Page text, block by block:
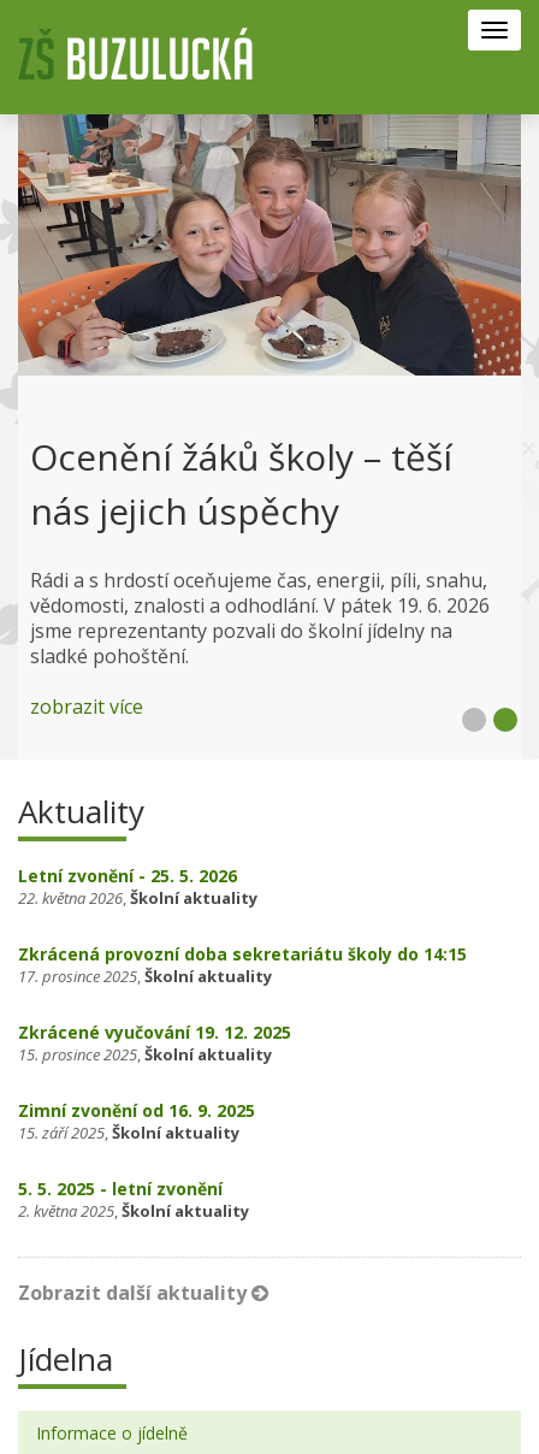
Ocenění žáků školy – těší
nás jejich úspěchy
Rádi a s hrdostí oceňujeme čas, energii, píli, snahu,
vědomosti, znalosti a odhodlání. V pátek 19. 6. 2026
jsme reprezentanty pozvali do školní jídelny na
sladké pohoštění.
zobrazit více
Aktuality
Letní zvonění - 25. 5. 2026
22. května 2026,Školní aktuality
Zkrácená provozní doba sekretariátu školy do 14:15
17. prosince 2025,Školní aktuality
Zkrácené vyučování 19. 12. 2025
15. prosince 2025,Školní aktuality
Zimní zvonění od 16. 9. 2025
15. září 2025,Školní aktuality
5. 5. 2025 - letní zvonění
2. května 2025,Školní aktuality
Zobrazit další aktuality
Jídelna
Informace o jídelně